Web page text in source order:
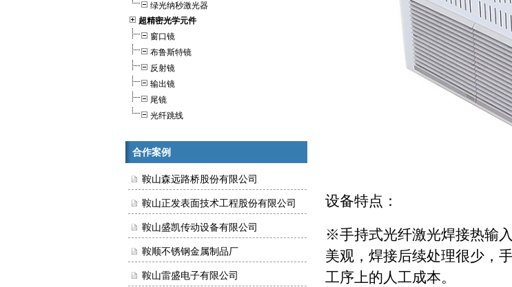
绿光纳秒激光器
超精密光学元件
窗口镜
布鲁斯特镜
反射镜
输出镜
尾镜
光纤跳线
合作案例
鞍山森远路桥股份有限公司
鞍山正发表面技术工程股份有限公司
鞍山盛凯传动设备有限公司
鞍顺不锈钢金属制品厂
鞍山雷盛电子有限公司
设备特点：
※手持式光纤激光焊接热输
美观，焊接后续处理很少，
工序上的人工成本。